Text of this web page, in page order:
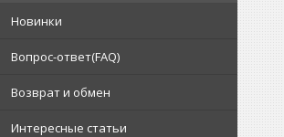
Новинки
Вопрос-ответ(FAQ)
Возврат и обмен
Интересные статьи